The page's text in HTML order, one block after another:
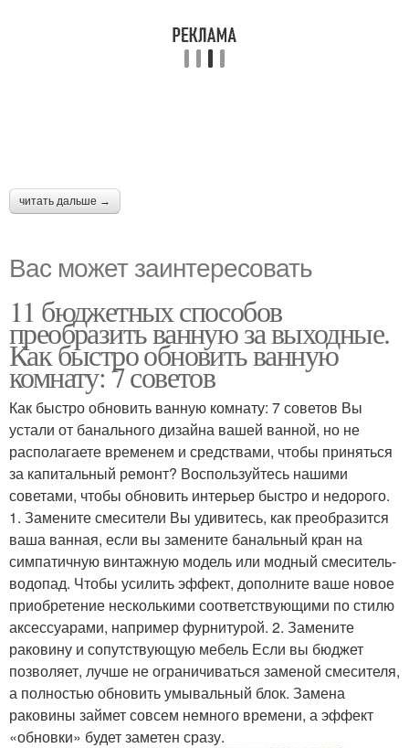
читать дальше →
Вас может заинтересовать
11 бюджетных способов
преобразить ванную за выходные.
Как быстро обновить ванную
комнату: 7 советов
Как быстро обновить ванную комнату: 7 советов Вы
устали от банального дизайна вашей ванной, но не
располагаете временем и средствами, чтобы приняться
за капитальный ремонт? Воспользуйтесь нашими
советами, чтобы обновить интерьер быстро и недорого.
1. Замените смесители Вы удивитесь, как преобразится
ваша ванная, если вы замените банальный кран на
симпатичную винтажную модель или модный смеситель-
водопад. Чтобы усилить эффект, дополните ваше новое
приобретение несколькими соответствующими по стилю
аксессуарами, например фурнитурой. 2. Замените
раковину и сопутствующую мебель Если вы бюджет
позволяет, лучше не ограничиваться заменой смесителя,
а полностью обновить умывальный блок. Замена
раковины займет совсем немного времени, а эффект
«обновки» будет заметен сразу.